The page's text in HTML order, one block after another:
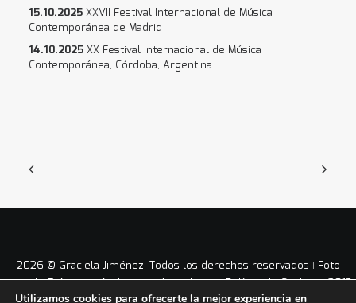
15.10.2025XXVII Festival Internacional de Música
Contemporánea de Madrid
14.10.2025XX Festival Internacional de Música
Contemporánea, Córdoba, Argentina
2026 © Graciela Jiménez, Todos los derechos reservados ǀ Foto
portada © Antonio Arabesco ǀAviso LegalǀPolítica de Cookiesǀ 2012
Utilizamos cookies para ofrecerte la mejor experiencia en